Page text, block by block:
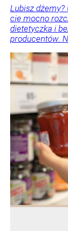
Lubisz dżemy?
cię mocno
dietetyczka i
producentów.